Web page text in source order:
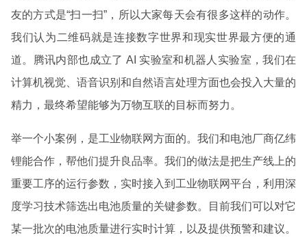
友的方式是“扫一扫”，所以大家每天会有很多这样的动作。
我们认为二维码就是连接数字世界和现实世界最方便的通
道。腾讯内部也成立了 AI 实验室和机器人实验室，我们在
计算机视觉、语音识别和自然语言处理方面也会投入大量的
精力，最终希望能够为万物互联的目标而努力。
举一个小案例，是工业物联网方面的。我们和电池厂商亿纬
锂能合作，帮他们提升良品率。我们的做法是把生产线上的
重要工序的运行参数，实时接入到工业物联网平台，利用深
度学习技术筛选出电池质量的关键参数。目前我们可以对它
某一批次的电池质量进行实时计算，以及提供预警和建议。